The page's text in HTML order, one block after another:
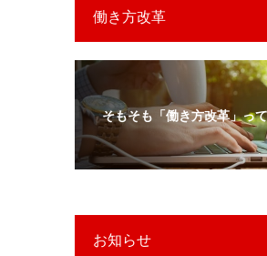
働き方改革
そもそも「働き方改革」っ
お知らせ